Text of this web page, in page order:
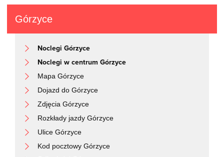
Górzyce
Noclegi Górzyce
Noclegi w centrum Górzyce
Mapa Górzyce
Dojazd do Górzyce
Zdjęcia Górzyce
Rozkłady jazdy Górzyce
Ulice Górzyce
Kod pocztowy Górzyce